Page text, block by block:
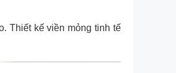
Thiết kế viền mỏng tinh tế